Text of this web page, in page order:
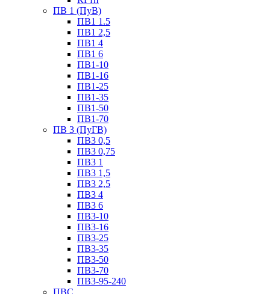
ПВ 1 (ПуВ)
ПВ1 1.5
ПВ1 2,5
ПВ1 4
ПВ1 6
ПВ1-10
ПВ1-16
ПВ1-25
ПВ1-35
ПВ1-50
ПВ1-70
ПВ 3 (ПуГВ)
ПВ3 0,5
ПВ3 0,75
ПВ3 1
ПВ3 1,5
ПВ3 2,5
ПВ3 4
ПВ3 6
ПВ3-10
ПВ3-16
ПВ3-25
ПВ3-35
ПВ3-50
ПВ3-70
ПВ3-95-240
ПВС